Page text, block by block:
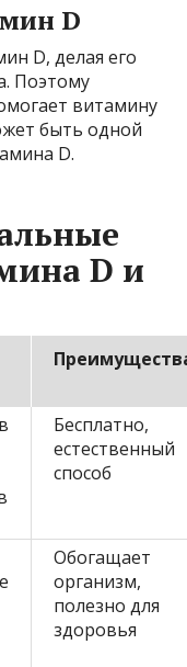
D
D, делая его
Поэтому
витамину
быть одной
D.
D и
Бесплатно,
естественный
способ
Обогащает
организм,
полезно для
здоровья